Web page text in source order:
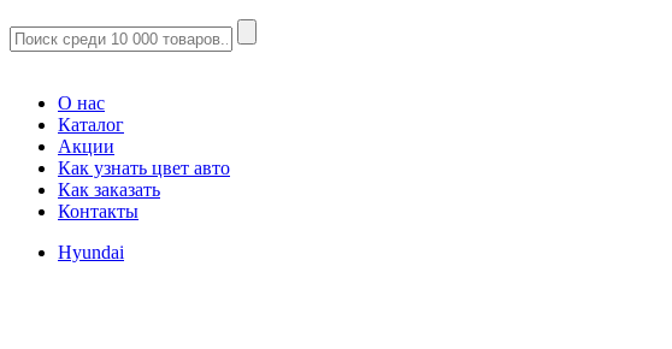
О нас
Каталог
Акции
Как узнать цвет авто
Как заказать
Контакты
Hyundai